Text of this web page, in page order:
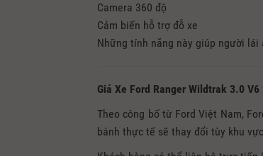
Camera 360 độ
Cảm biến hỗ trợ đỗ xe
Những tính năng này giúp người
Giá Xe Ford Ranger Wildtrak 3.0 V6
Theo công bố từ Ford Việt Nam,
bánh thực tế sẽ thay đổi tùy khu